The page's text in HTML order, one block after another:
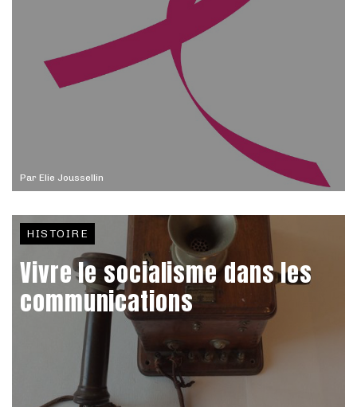
Par Elie Joussellin
HISTOIRE
Vivre le socialisme dans les
communications